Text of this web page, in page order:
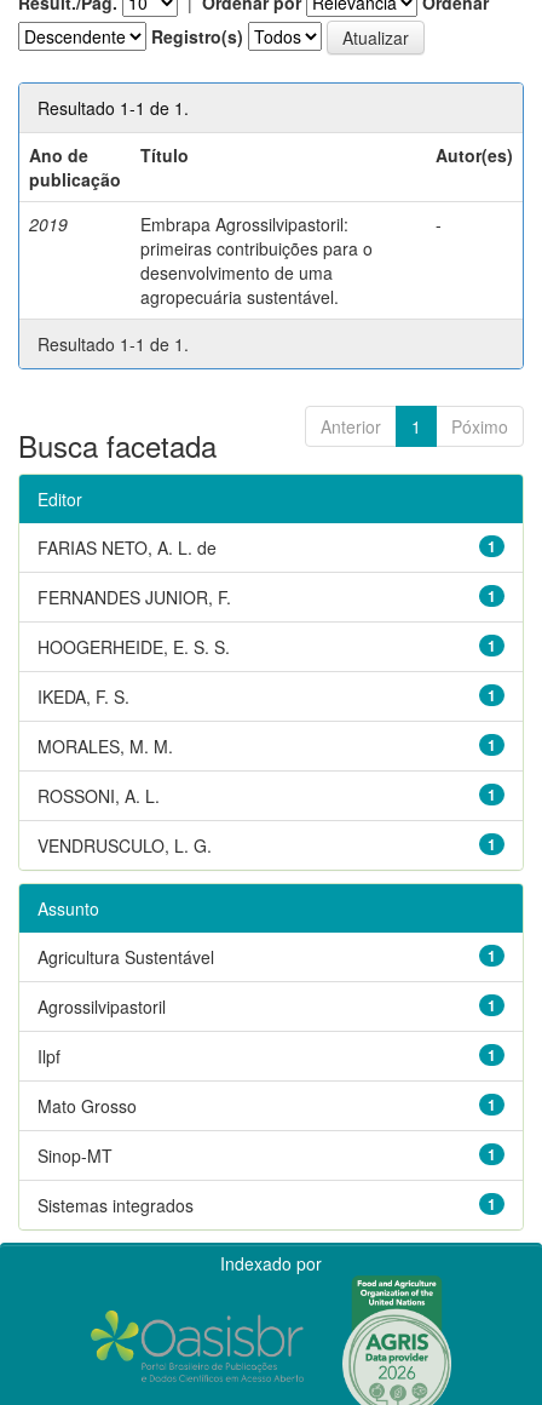
Registro(s)
Resultado 1-1 de 1.
Ano de
publicação
Título Autor(es)
2019
Embrapa Agrossilvipastoril:
primeiras contribuições para o
desenvolvimento de uma
agropecuária sustentável.
-
Resultado 1-1 de 1.
Anterior 1 Póximo
Busca facetada
Editor
1
FARIAS NETO, A. L. de
1
FERNANDES JUNIOR, F.
1
HOOGERHEIDE, E. S. S.
1
IKEDA, F. S.
1
MORALES, M. M.
1
ROSSONI, A. L.
1
VENDRUSCULO, L. G.
Assunto
1
Agricultura Sustentável
1
Agrossilvipastoril
1
Ilpf
1
Mato Grosso
1
Sinop-MT
1
Sistemas integrados
Indexado por